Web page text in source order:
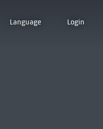
Language Login